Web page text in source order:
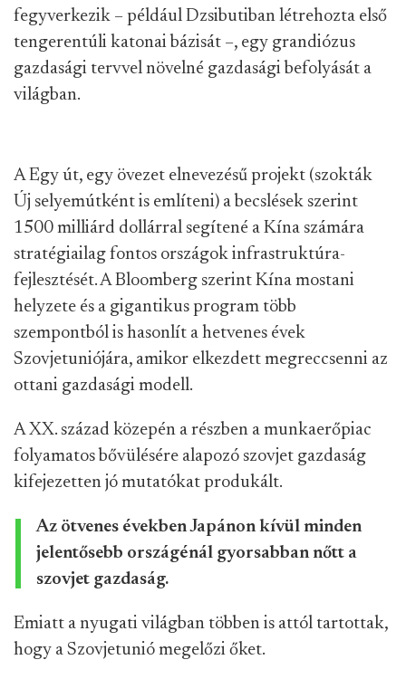
fegyverkezik – például Dzsibutiban létrehozta első
tengerentúli katonai bázisát –, egy grandiózus
gazdasági tervvel növelné gazdasági befolyását a
világban.
A Egy út, egy övezet elnevezésű projekt (szokták
Új selyemútként is említeni) a becslések szerint
1500 milliárd dollárral segítené a Kína számára
stratégiailag fontos országok infrastruktúra-
fejlesztését. A Bloomberg szerint Kína mostani
helyzete és a gigantikus program több
szempontból is hasonlít a hetvenes évek
Szovjetuniójára, amikor elkezdett megreccsenni az
ottani gazdasági modell.
A XX. század közepén a részben a munkaerőpiac
folyamatos bővülésére alapozó szovjet gazdaság
kifejezetten jó mutatókat produkált.
Az ötvenes években Japánon kívül minden
jelentősebb országénál gyorsabban nőtt a
szovjet gazdaság.
Emiatt a nyugati világban többen is attól tartottak,
hogy a Szovjetunió megelőzi őket.